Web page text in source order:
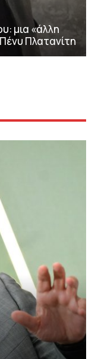
μια «άλλη
Πλατανίτη